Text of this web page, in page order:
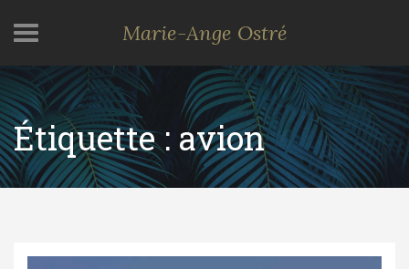
Marie-Ange Ostré
Étiquette : avion